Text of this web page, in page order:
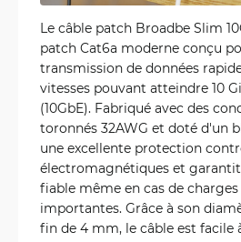
Le câble patch Broadbe Slim
patch Cat6a moderne conçu
transmission de données
vitesses pouvant atteindre 10
(10GbE). Fabriqué avec des
toronnés 32AWG et doté d'un
une excellente protection
électromagnétiques et
fiable même en cas de charges
importantes. Grâce à son
fin de 4 mm, le câble est facile